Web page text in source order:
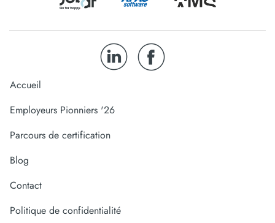
Accueil
Employeurs Pionniers '26
Parcours de certification
Blog
Contact
Politique de confidentialité